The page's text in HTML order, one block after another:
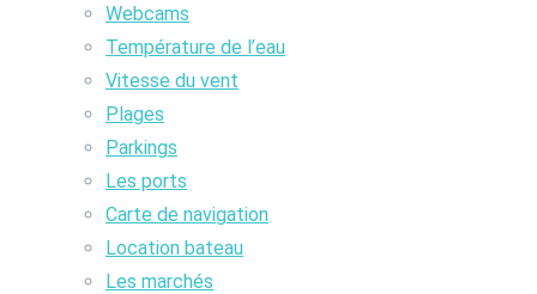
Webcams
Température de l’eau
Vitesse du vent
Plages
Parkings
Les ports
Carte de navigation
Location bateau
Les marchés